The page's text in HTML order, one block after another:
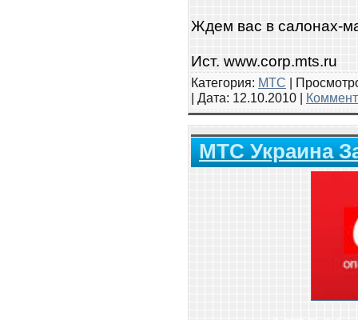
Ждем вас в салонах-
Ист. www.corp.mts.ru
Категория: МТС |
| Дата: 12.10.2010 |
МТС Украина